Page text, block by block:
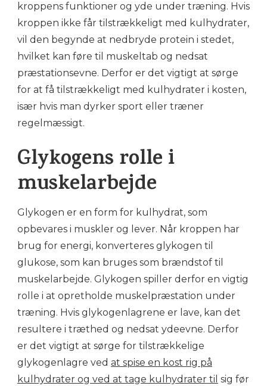
kroppens funktioner og yde under træning. Hvis
kroppen ikke får tilstrækkeligt med kulhydrater,
vil den begynde at nedbryde protein i stedet,
hvilket kan føre til muskeltab og nedsat
præstationsevne. Derfor er det vigtigt at sørge
for at få tilstrækkeligt med kulhydrater i kosten,
især hvis man dyrker sport eller træner
regelmæssigt.
Glykogens rolle i
muskelarbejde
Glykogen er en form for kulhydrat, som
opbevares i muskler og lever. Når kroppen har
brug for energi, konverteres glykogen til
glukose, som kan bruges som brændstof til
muskelarbejde. Glykogen spiller derfor en vigtig
rolle i at opretholde muskelpræstation under
træning. Hvis glykogenlagrene er lave, kan det
resultere i træthed og nedsat ydeevne. Derfor
er det vigtigt at sørge for tilstrækkelige
glykogenlagre ved at spise en kost rig på
kulhydrater og ved at tage kulhydrater til sig før